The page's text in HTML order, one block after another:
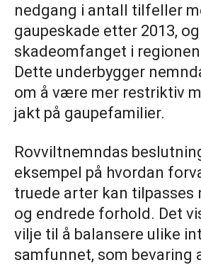
nedgang i antall tilfeller
gaupeskade etter 2013, og
skadeomfanget i
Dette underbygger
om å være mer restriktiv
jakt på gaupefamilier.
Rovviltnemndas
eksempel på hvordan
truede arter kan tilpasses
og endrede forhold. Det
vilje til å balansere ulike
samfunnet, som bevaring